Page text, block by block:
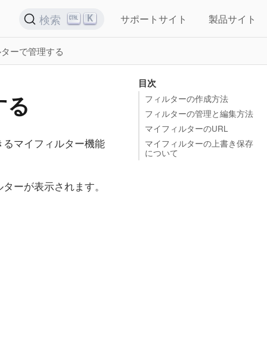
検索 K サポートサイト 製品サイト
ーで管理する
マイフィルター機能
ーが表示されます。
目次
フィルターの作成方法
フィルターの管理と編集方法
マイフィルターのURL
マイフィルターの上書き保存
について